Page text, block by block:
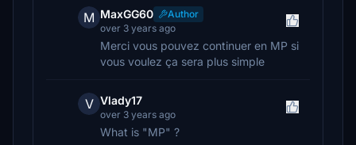
M MaxGG60
Author
over 3 years ago
Merci vous pouvez continuer en MP si
vous voulez ça sera plus simple
V Vlady17
over 3 years ago
What is "MP" ?